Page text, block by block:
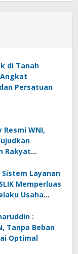
di Tanah
Persatuan
WNI,
Rakyat
Layanan
Memperluas
Usaha
:
Tanpa Beban
Optimal